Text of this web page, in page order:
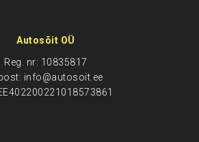
Autosõit OÜ
Reg. nr: 10835817
info@autosoit.ee